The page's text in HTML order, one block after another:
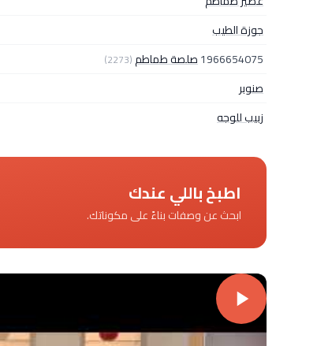
جوزة الطيب
1966654075صلصة طماطم(2273)
صنوبر
زبيب للوجه
اطبخ باللي عندك
ابحث عن وصفات بناءً على مكوناتك.